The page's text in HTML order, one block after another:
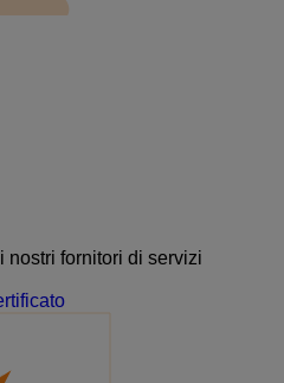
nostri fornitori di servizi